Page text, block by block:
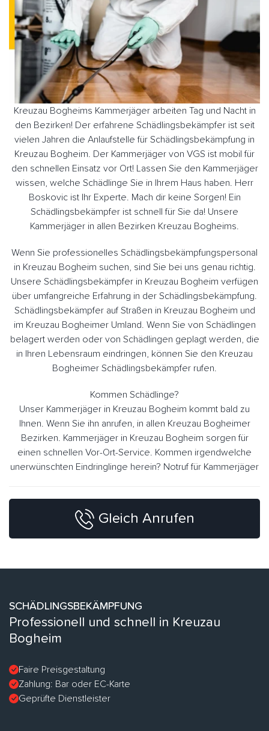
Kreuzau Bogheims Kammerjäger arbeiten Tag und Nacht in
den Bezirken! Der erfahrene Schädlingsbekämpfer ist seit
vielen Jahren die Anlaufstelle für Schädlingsbekämpfung in
Kreuzau Bogheim. Der Kammerjäger von VGS ist mobil für
den schnellen Einsatz vor Ort! Lassen Sie den Kammerjäger
wissen, welche Schädlinge Sie in Ihrem Haus haben. Herr
Boskovic ist Ihr Experte. Mach dir keine Sorgen! Ein
Schädlingsbekämpfer ist schnell für Sie da! Unsere
Kammerjäger in allen Bezirken Kreuzau Bogheims.
Wenn Sie professionelles Schädlingsbekämpfungspersonal
in Kreuzau Bogheim suchen, sind Sie bei uns genau richtig.
Unsere Schädlingsbekämpfer in Kreuzau Bogheim verfügen
über umfangreiche Erfahrung in der Schädlingsbekämpfung.
Schädlingsbekämpfer auf Straßen in Kreuzau Bogheim und
im Kreuzau Bogheimer Umland. Wenn Sie von Schädlingen
belagert werden oder von Schädlingen geplagt werden, die
in Ihren Lebensraum eindringen, können Sie den Kreuzau
Bogheimer Schädlingsbekämpfer rufen.
Kommen Schädlinge?
Unser Kammerjäger in Kreuzau Bogheim kommt bald zu
Ihnen. Wenn Sie ihn anrufen, in allen Kreuzau Bogheimer
Bezirken. Kammerjäger in Kreuzau Bogheim sorgen für
einen schnellen Vor-Ort-Service. Kommen irgendwelche
unerwünschten Eindringlinge herein? Notruf für Kammerjäger
Gleich Anrufen
SCHÄDLINGSBEKÄMPFUNG
Professionell und schnell in Kreuzau
Bogheim
Faire Preisgestaltung
Zahlung: Bar oder EC-Karte
Geprüfte Dienstleister